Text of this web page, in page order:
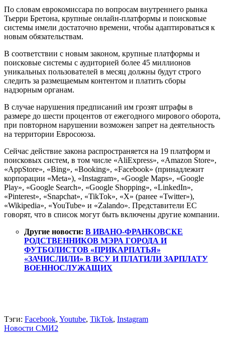
По словам еврокомиссара по вопросам внутреннего рынка
Тьерри Бретона, крупные онлайн-платформы и поисковые
системы имели достаточно времени, чтобы адаптироваться к
новым обязательствам.
В соответствии с новым законом, крупные платформы и
поисковые системы с аудиторией более 45 миллионов
уникальных пользователей в месяц должны будут строго
следить за размещаемым контентом и платить сборы
надзорным органам.
В случае нарушения предписаний им грозят штрафы в
размере до шести процентов от ежегодного мирового оборота,
при повторном нарушении возможен запрет на деятельность
на территории Евросоюза.
Сейчас действие закона распространяется на 19 платформ и
поисковых систем, в том числе «AliExpress», «Amazon Store»,
«AppStore», «Bing», «Booking», «Facebook» (принадлежит
корпорации «Meta»), «Instagram», «Google Maps», «Google
Play», «Google Search», «Google Shopping», «LinkedIn»,
«Pinterest», «Snapchat», «TikTok», «X» (ранее «Twitter»),
«Wikipedia», «YouTube» и «Zalando». Представители ЕС
говорят, что в список могут быть включены другие компании.
Другие новости: В ИВАНО-ФРАНКОВСКЕ
РОДСТВЕННИКОВ МЭРА ГОРОДА И
ФУТБОЛИСТОВ «ПРИКАРПАТЬЯ»
«ЗАЧИСЛИЛИ» В ВСУ И ПЛАТИЛИ ЗАРПЛАТУ
ВОЕННОСЛУЖАЩИХ
Тэги: Facebook, Youtube, TikTok, Instagram
Новости СМИ2